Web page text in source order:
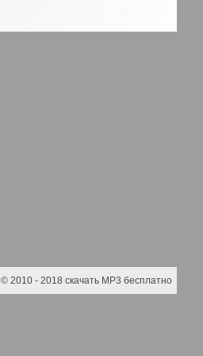
© 2010 - 2018 скачать MP3 бесплатно